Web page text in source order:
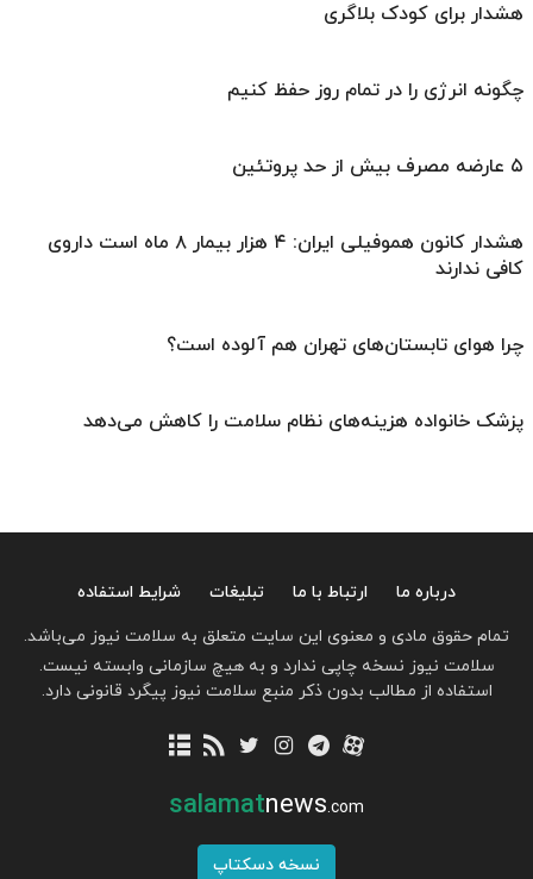
هشدار برای کودک بلاگری
چگونه انرژی را در تمام روز حفظ کنیم
۵ عارضه مصرف بیش از حد پروتئین
هشدار کانون هموفیلی ایران: ۴ هزار بیمار ۸ ماه است داروی
کافی ندارند
چرا هوای تابستان‌های تهران هم آلوده است؟
پزشک خانواده هزینه‌های نظام سلامت را کاهش می‌دهد
درباره ما ارتباط با ما تبلیغات
شرایط استفاده
تمام حقوق مادی و معنوی این سایت متعلق به سلامت نیوز می‌باشد.
سلامت نیوز نسخه چاپی ندارد و به هیچ سازمانی وابسته نیست.
استفاده از مطالب بدون ذکر منبع سلامت نیوز پیگرد قانونی دارد.
salamatnews.com
نسخه دسکتاپ